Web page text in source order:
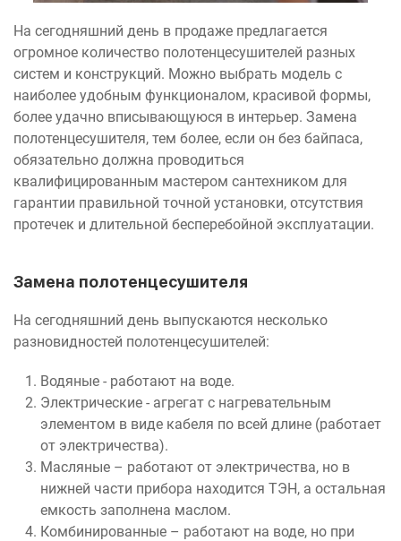
На сегодняшний день в продаже предлагается
огромное количество полотенцесушителей разных
систем и конструкций. Можно выбрать модель с
наиболее удобным функционалом, красивой формы,
более удачно вписывающуюся в интерьер. Замена
полотенцесушителя, тем более, если он без байпаса,
обязательно должна проводиться
квалифицированным мастером сантехником для
гарантии правильной точной установки, отсутствия
протечек и длительной бесперебойной эксплуатации.
Замена полотенцесушителя
На сегодняшний день выпускаются несколько
разновидностей полотенцесушителей:
Водяные - работают на воде.
Электрические - агрегат с нагревательным
элементом в виде кабеля по всей длине (работает
от электричества).
Масляные – работают от электричества, но в
нижней части прибора находится ТЭН, а остальная
емкость заполнена маслом.
Комбинированные – работают на воде, но при